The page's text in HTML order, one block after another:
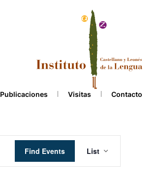
Publicaciones Visitas Contacto
Find Events
Views
Navigation
List